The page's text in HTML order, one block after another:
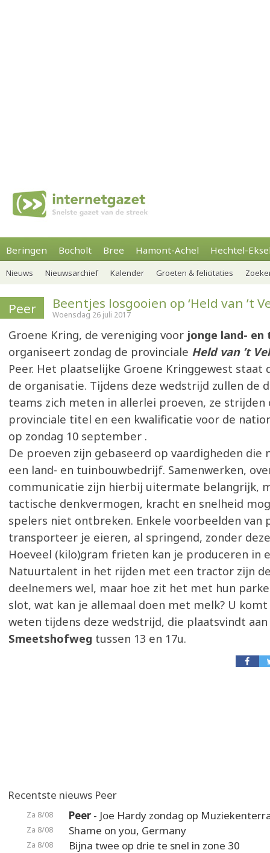
Beringen Bocholt Bree Hamont-Achel Hechtel-
Nieuws Nieuwsarchief Kalender Groeten & felicitaties
Peer Beentjes losgooien op ‘Held van ’t
Woensdag 26 juli 2017
Groene Kring, de vereniging voor jonge land-
organiseert zondag de provinciale Held van ’t
Peer. Het plaatselijke Groene Kringgewest staat
de organisatie. Tijdens deze wedstrijd zullen de
teams zich meten in allerlei proeven, ze strijden
provinciale titel en een kwalificatie voor de
op zondag 10 september .
De proeven zijn gebaseerd op vaardigheden die
een land- en tuinbouwbedrijf. Samenwerken,
communicatie zijn hierbij uitermate belangrijk,
tactische denkvermogen, kracht en snelheid
spelers niet ontbreken. Enkele voorbeelden van
transporteer je eieren, al springend, zonder
Hoeveel (kilo)gram frieten kan je produceren in
Natuurtalent in het rijden met een tractor zijn
deelnemers wel, maar hoe zit het met hun
slot, wat kan je allemaal doen met melk? U
weten tijdens deze wedstrijd, die plaatsvindt aan
Smeetshofweg tussen 13 en 17u.
Recentste nieuws Peer
Za 8/08 Peer- Joe Hardy zondag op
Za 8/08 Shame on you, Germany
Za 8/08 Bijna twee op drie te snel in zone 30